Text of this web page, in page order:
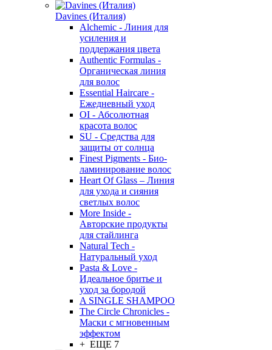
Davines (Италия)
Alchemic - Линия для
усиления и
поддержания цвета
Authentic Formulas -
Органическая линия
для волос
Essential Haircare -
Eжедневный уход
OI - Абсолютная
красота волос
SU - Средства для
защиты от солнца
Finest Pigments - Био-
ламинирование волос
Heart Of Glass – Линия
для ухода и сияния
светлых волос
More Inside -
Авторские продукты
для стайлинга
Natural Tech -
Натуральный уход
Pasta & Love -
Идеальное бритье и
уход за бородой
A SINGLE SHAMPOO
The Circle Chronicles -
Маски с мгновенным
эффектом
+ ЕЩЕ 7